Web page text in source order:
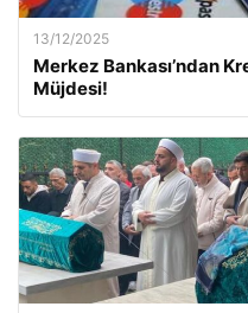
13/12/2025
Merkez Bankası’ndan
Müjdesi!